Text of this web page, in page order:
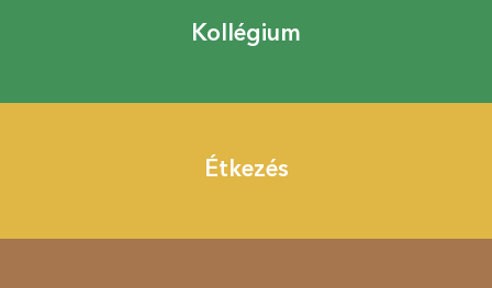
Kollégium
Étkezés